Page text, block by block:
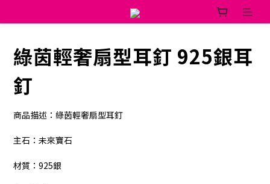
綠茵輕奢扇型耳釘 925銀耳
釘
商品描述：綠茵輕奢扇型耳釘
主石：未來寶石
材質：925銀